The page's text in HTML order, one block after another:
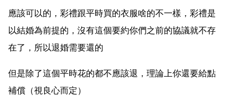
應該可以的，彩禮跟平時買的衣服啥的不一樣，彩禮是
以結婚為前提的，沒有這個要約你們之前的協議就不存
在了，所以退婚需要還的
但是除了這個平時花的都不應該退，理論上你還要給點
補償（視良心而定）